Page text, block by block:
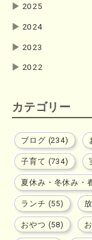
▶ 2025
▶ 2024
▶ 2023
▶ 2022
カテゴリー
ブログ (234)
子育て (734)
夏休み・冬休み・
ランチ (55)
おやつ (58)